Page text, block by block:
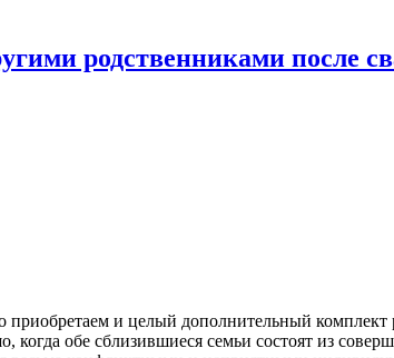
родственниками после
и целый дополнительный
обе сблизившиеся семьи состоят из